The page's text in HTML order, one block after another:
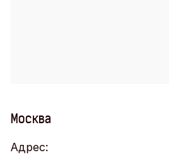
Москва
Адрес: